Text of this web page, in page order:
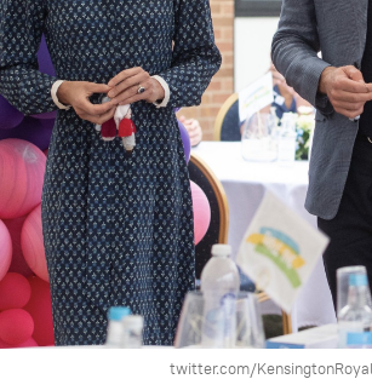
twitter.com/KensingtonRoyal